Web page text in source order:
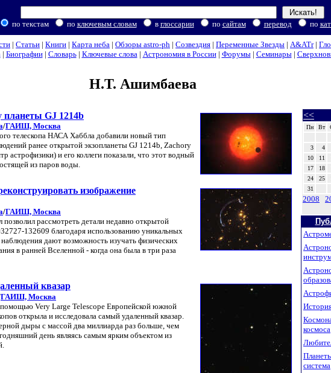
по текстам по ключевым словам в глоссарии по сайтам перевод по
| Статьи | Книги | Карта неба | Обзоры astro-ph | Созвездия | Переменные Звезды | A&ATr|
| Биографии| Словарь| Ключевые слова| Астрономия в России| Форумы| Семинары|
Н.Т. Ашимбаева
планеты GJ 1214b
/ГАИШ, Москва
телескопа НАСА Хаббла добавили новый тип
ранее открытой экзопланеты GJ 1214b, Zachory
астрофизики) и его коллеги показали, что этот водный
из паров воды.
изображение
/ГАИШ, Москва
рассмотреть детали недавно открытой
132609 благодаря использованию уникальных
дают возможность изучать физических
в ранней Вселенной - когда она была в три раза
квазар
ГАИШ, Москва
Very Large Telescope Европейской южной
открыла и исследовала самый удаленный квазар.
дыры с массой два миллиарда раз больше, чем
день являясь самым ярким объектом из
<<
Пн Вт
3
4
10
11
17
18
24
25
31
2008
космоса
система